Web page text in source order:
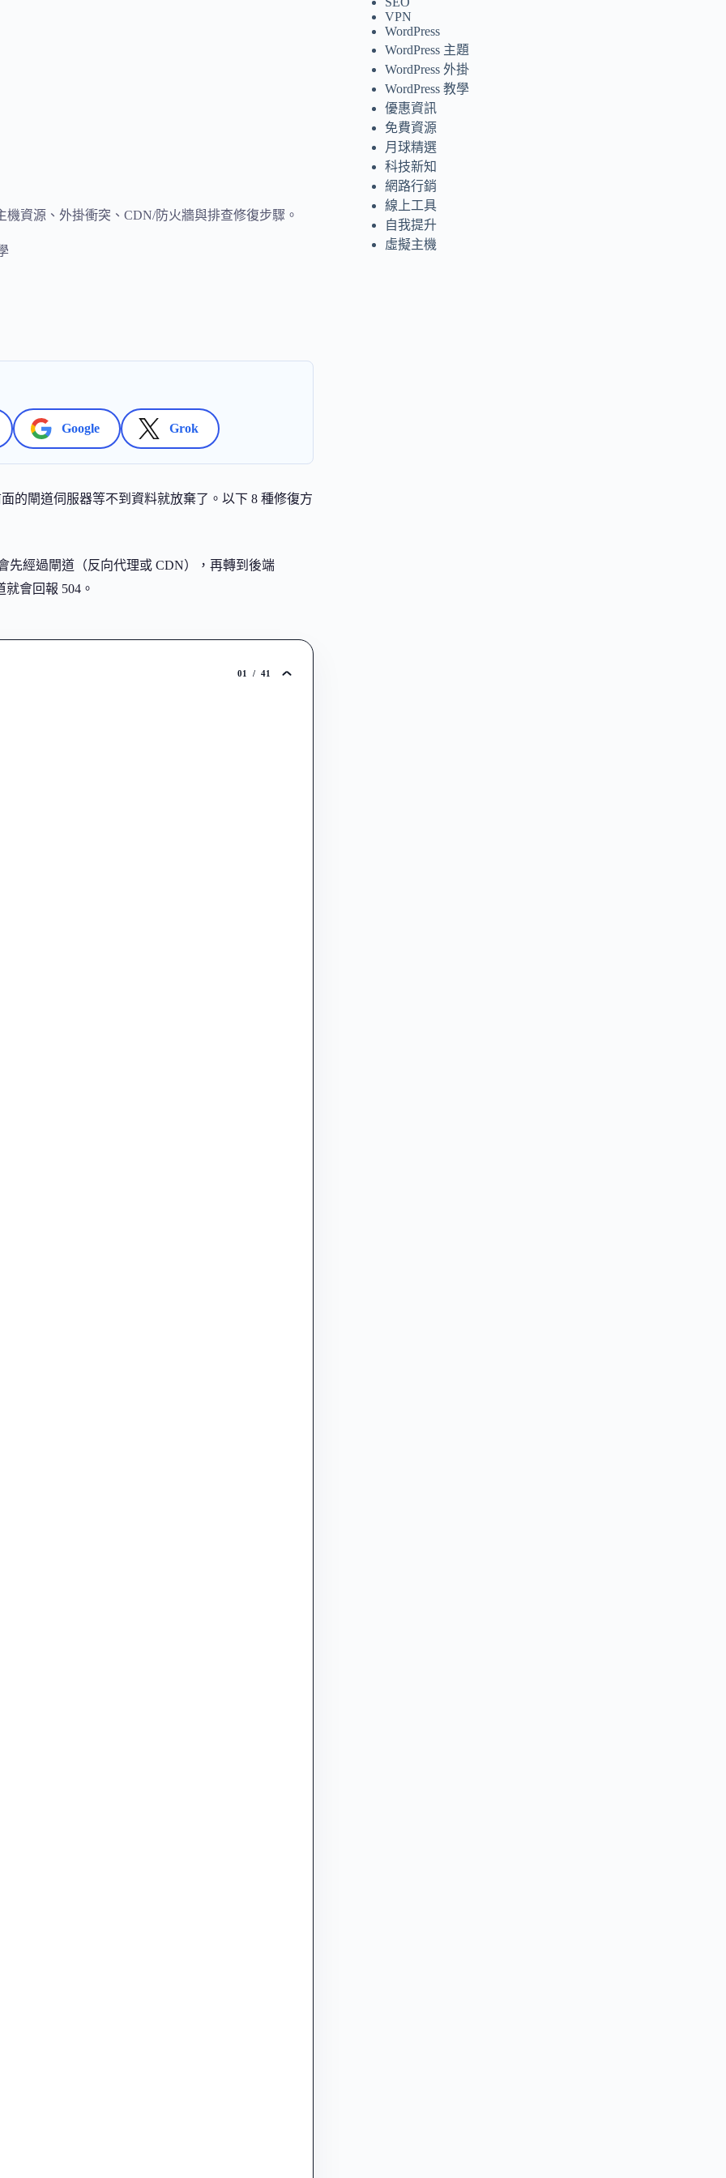
機資源、外掛衝突、CDN/防火牆與排查修復步驟。
Google Grok
面的閘道伺服器等不到資料就放棄了。以下 8 種修復方
先經過閘道（反向代理或 CDN），再轉到後端
會回報 504。
01 / 41
VPN
WordPress
WordPress 主題
WordPress 外掛
WordPress 教學
優惠資訊
免費資源
月球精選
科技新知
網路行銷
線上工具
自我提升
虛擬主機